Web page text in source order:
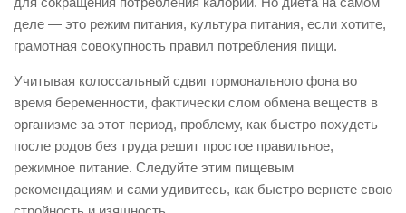
деле — это режим питания, культура питания, если хотите,
грамотная совокупность правил потребления пищи.
Учитывая колоссальный сдвиг гормонального фона во
время беременности, фактически слом обмена веществ в
организме за этот период, проблему, как быстро похудеть
после родов без труда решит простое правильное,
режимное питание. Следуйте этим пищевым
рекомендациям и сами удивитесь, как быстро вернете свою